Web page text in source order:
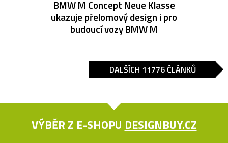
BMW M Concept Neue Klasse
ukazuje přelomový design i pro
budoucí vozy BMW M
DALŠÍCH 11776 ČLÁNKŮ
VÝBĚR Z E-SHOPU DESIGNBUY.CZ